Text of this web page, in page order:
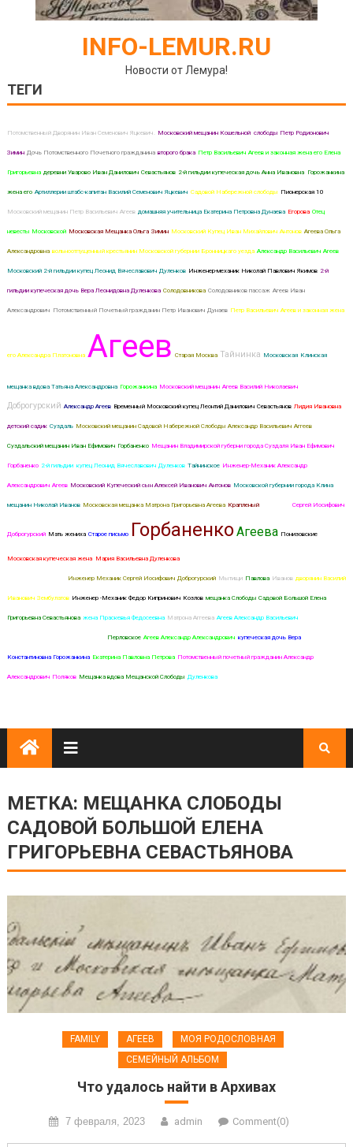
INFO-LEMUR.RU
Новости от Лемура!
ТЕГИ
Потомственный Дворянин Иван Семенович Яцкевич. Московский мещанин Кошельной слободы Петр Родионович
Зимин Дочь Потомственного Почетного гражданина второго брака Петр Васильевич Агеев и законная жена его Елена
Григорьевна деревни Уварово Иван Данилович Севастьянов 2-й гильдии купеческая дочь Анна Ивановна Горожанкина
жена его Артиллерии штабс-капитан Василий Семенович Яцкевич Садовой Набережной слободы Пионерская 10
Московский мещанин Петр Васильевич Агеев домашняя учительница Екатерина Петровна Дунаева Егорова Отец
невесты Московской Московская Мещанка Ольга Зимин Московский Купец Иван Михайлович Антонов Агеева Ольга
Александровна вольноотпущенный крестьянин Московской губернии Бронницкаго уезда Александр Васильевич Агеев
Московский 2-й гильдии купец Леонид Вячеславович Дуленков Инженер-механик Николай Павлович Якимов 2-й
гильдии купеческая дочь Вера Леонидовна Дуленкова Солодовникова Солодовников пассаж Агеев Иван
Александрович Потомственный Почетный гражданин Петр Иванович Дунаев Петр Васильевич Агеев и законная жена
его Александра Платоновна Агеев Старая Москва Тайнинка Московская Клинская
мещанка вдова Татьяна Александровна Горожанкина Московский мещанин Агеев Василий Николаевич
Доброгурский Александр Агеев Временный Московский купец Леонтий Данилович Севастьянов Лидия Ивановна
детский садик Суздаль Московский мещанин Садовой Набережной Слободы Александр Васильевич Аггеев
Суздальский мещанин Иван Ефимович Горбаненко Мещанин Владимирской губерни города Суздаля Иван Ефимович
Горбаненко 2-й гильдии купец Леонид Вячеславович Дуленков Тайнинское Инженер-Механик Александр
Александрович Агеев Московский Купеческий сын Алексей Иванович Антонов Московской губернии города Клина
мещанин Николай Иванов Московская мещанка Матрона Григорьевна Агеева Крапленый Сергей Иосифович
Доброгурский Мать жениха Старое письмо ГорбаненкоАгеева Понизовские
Московская купеческая жена Мария Васильевна Дуленкова
Инженер Механик Сергей Иосифович Доброгурский Мытищи Павлова Иванов дворянин Василий
Иванович Зембулатов Инженер -Механик Федор Кипринович Козлов мещанка Слободы Садовой Большой Елена
Григорьевна Севастьянова жена Праскевья Федосеевна Матрона Аггеева Агеев Александр Васильевич
Перловское Агеев Александр Александрович купеческая дочь Вера
Константиновна Горожанкина Екатерина Павловна Петрова Потомственный почетный гражданин Александр
Александрович Поляков Мещанка вдова Мещанской Слободы Дуленкова
МЕТКА: МЕЩАНКА СЛОБОДЫ
САДОВОЙ БОЛЬШОЙ ЕЛЕНА
ГРИГОРЬЕВНА СЕВАСТЬЯНОВА
FAMILY АГЕЕВ
МОЯ РОДОСЛОВНАЯ
СЕМЕЙНЫЙ АЛЬБОМ
Что удалось найти в Архивах
7 февраля, 2023 admin Comment(0)